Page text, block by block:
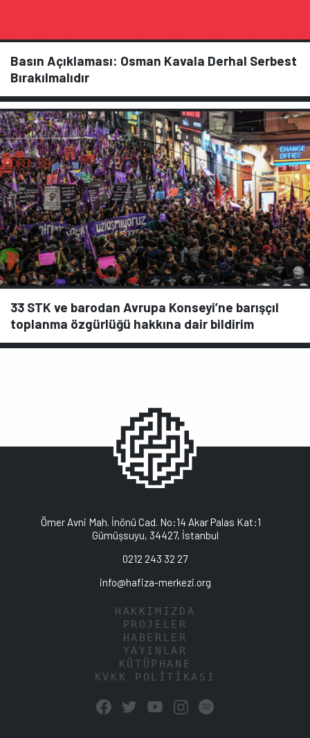
Basın Açıklaması: Osman Kavala Derhal Serbest
Bırakılmalıdır
33 STK ve barodan Avrupa Konseyi’ne barışçıl
toplanma özgürlüğü hakkına dair bildirim
Ömer Avni Mah. İnönü Cad. No:14 Akar Palas Kat:1
Gümüşsuyu, 34427, İstanbul
0212 243 32 27
info@hafiza-merkezi.org
HAKKIMIZDA
PROJELER
HABERLER
YAYINLAR
KÜTÜPHANE
KVKK POLİTİKASI